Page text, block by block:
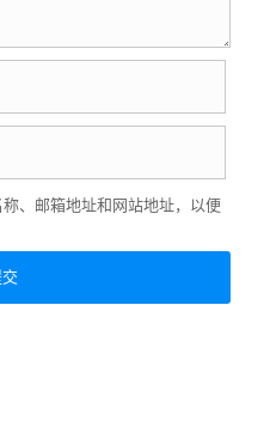
、邮箱地址和网站地址，以便